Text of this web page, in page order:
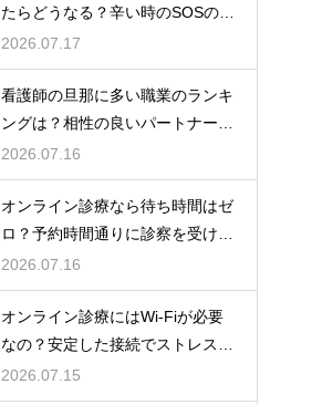
たらどうなる？辛い時のSOSの出
し方
2026.07.17
看護師の旦那に多い職業のランキ
ングは？相性の良いパートナーの
条件と傾向
2026.07.16
オンライン診療なら待ち時間はゼ
ロ？予約時間通りに診察を受ける
コツ
2026.07.16
オンライン診療にはWi-Fiが必要
なの？安定した接続でストレスフ
リーに
2026.07.15